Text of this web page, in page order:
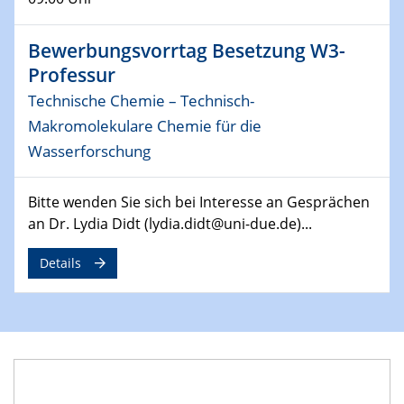
29.04.2024
MAT4HY․NRW
Symposium
30.04.2024
SFB 1242 Kolloquium
"Integrated Quantum Dot Optomechanics"
SFB/TRR 270 Kolloquium
Mikrostruktur-Design in magnetostorischen Materialien
auf Übergang auf
07.05.2024
"Thermal relaxation asymmetry in reversible and driven
Bewerbungsvorrtag Besetzung W3-
Professur
Technische Chemie – Technisch-
Makromolekulare Chemie für die
Wasserforschung
Bitte wenden Sie sich bei Interesse an Gesprächen
an Dr. Lydia Didt (lydia.didt@uni-due.de)...
Details